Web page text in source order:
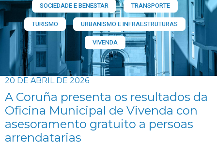
SOCIEDADE E BENESTAR
TRANSPORTE
TURISMO
URBANISMO E INFRAESTRUTURAS
VIVENDA
20 DE ABRIL DE 2026
A Coruña presenta os resultados da
Oficina Municipal de Vivenda con
asesoramento gratuito a persoas
arrendatarias